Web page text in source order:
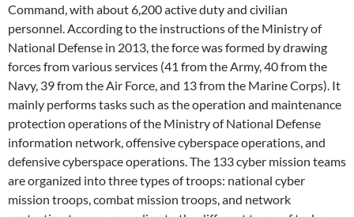
Command, with about 6,200 active duty and civilian
personnel. According to the instructions of the Ministry of
National Defense in 2013, the force was formed by drawing
forces from various services (41 from the Army, 40 from the
Navy, 39 from the Air Force, and 13 from the Marine Corps). It
mainly performs tasks such as the operation and maintenance
protection operations of the Ministry of National Defense
information network, offensive cyberspace operations, and
defensive cyberspace operations. The 133 cyber mission teams
are organized into three types of troops: national cyber
mission troops, combat mission troops, and network